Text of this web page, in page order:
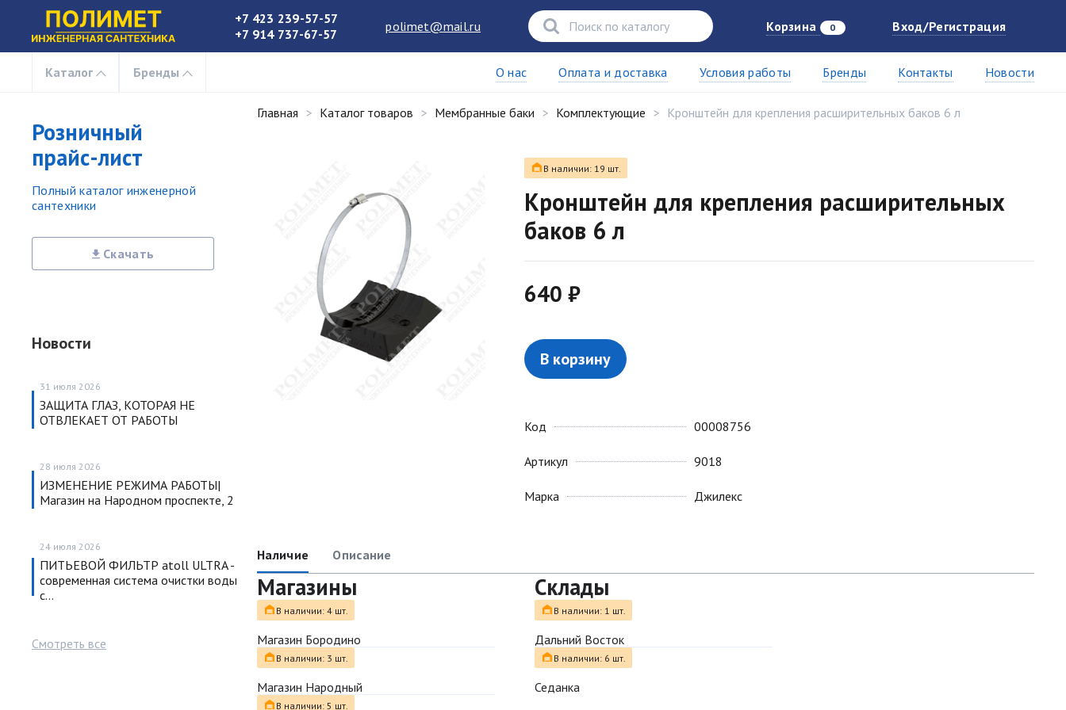
+7 423 239-57-57
+7 914 737-67-57
polimet@mail.ru Корзина 0 Вход/Регистрация
Каталог Бренды О нас Оплата и доставка Условия работы Бренды Контакты Новости
Розничный
прайс-лист
Полный каталог инженерной
сантехники
Скачать
Новости
31 июля 2026
ЗАЩИТА ГЛАЗ, КОТОРАЯ НЕ
ОТВЛЕКАЕТ ОТ РАБОТЫ
28 июля 2026
ИЗМЕНЕНИЕ РЕЖИМА РАБОТЫ|
Магазин на Народном проспекте, 2
24 июля 2026
ПИТЬЕВОЙ ФИЛЬТР atoll ULTRA -
современная система очистки воды
с…
Смотреть все
Главная Каталог товаров Мембранные баки Комплектующие Кронштейн для крепления расширительных баков 6 л
В наличии: 19 шт.
Кронштейн для крепления расширительных
баков 6 л
640 ₽
В корзину
Код
Артикул
Марка
00008756
9018
Джилекс
Наличие Описание
Магазины
В наличии: 4 шт.
Магазин Бородино
В наличии: 3 шт.
Магазин Народный
В наличии: 5 шт.
Склады
В наличии: 1 шт.
Дальний Восток
В наличии: 6 шт.
Седанка